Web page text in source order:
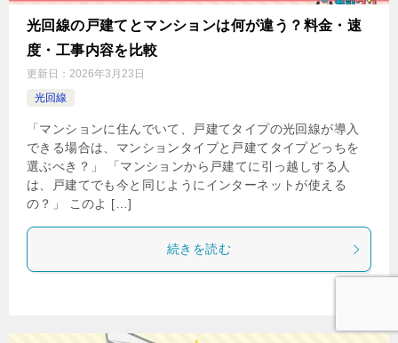
光回線の戸建てとマンションは何が違う？料金・速
度・工事内容を比較
更新日： 2026年3月23日
光回線
「マンションに住んでいて、戸建てタイプの光回線が導入
できる場合は、マンションタイプと戸建てタイプどっちを
選ぶべき？」 「マンションから戸建てに引っ越しする人
は、戸建てでも今と同じようにインターネットが使える
の？」 このよ […]
続きを読む